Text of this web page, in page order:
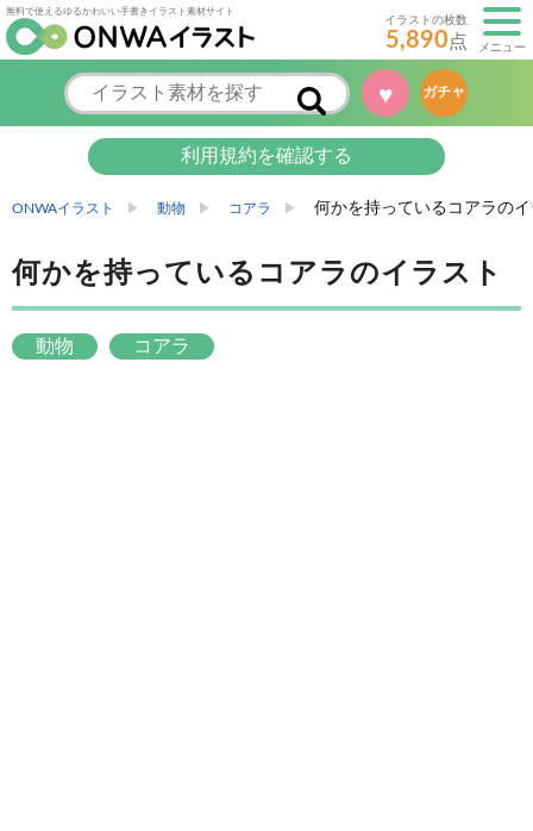
無料で使えるゆるかわいい手書きイラスト素材サイト
イラストの枚数
5,890点 メニュー
♥ ガチャ
利用規約を確認する
ONWAイラスト 動物 コアラ 何かを持っているコアラの
何かを持っているコアラのイラスト
動物 コアラ